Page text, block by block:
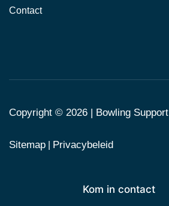
Kom in contact
Contact
Copyright © 2026 | Bowling Support
Sitemap Privacybeleid